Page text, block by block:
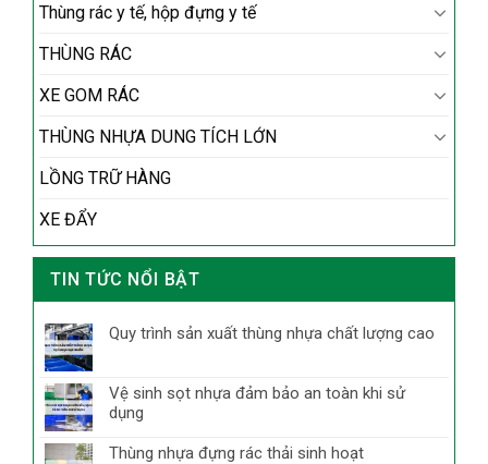
Thùng rác y tế, hộp đựng y tế
THÙNG RÁC
XE GOM RÁC
THÙNG NHỰA DUNG TÍCH LỚN
LỒNG TRỮ HÀNG
XE ĐẨY
TIN TỨC NỔI BẬT
Quy trình sản xuất thùng nhựa chất lượng cao
Vệ sinh sọt nhựa đảm bảo an toàn khi sử
dụng
Thùng nhựa đựng rác thải sinh hoạt